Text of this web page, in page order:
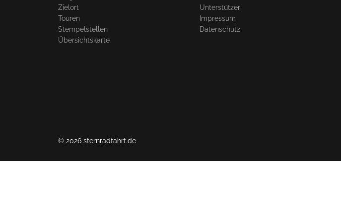
Zielort
Touren
Stempelstellen
Übersichtskarte
Unterstützer
Impressum
Datenschutz
© 2026 sternradfahrt.de